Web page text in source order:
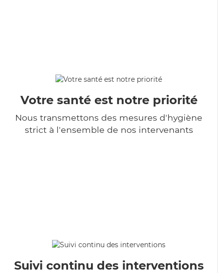
Votre santé est notre priorité
Nous transmettons des mesures d'hygiène
strict à l'ensemble de nos intervenants
Suivi continu des interventions